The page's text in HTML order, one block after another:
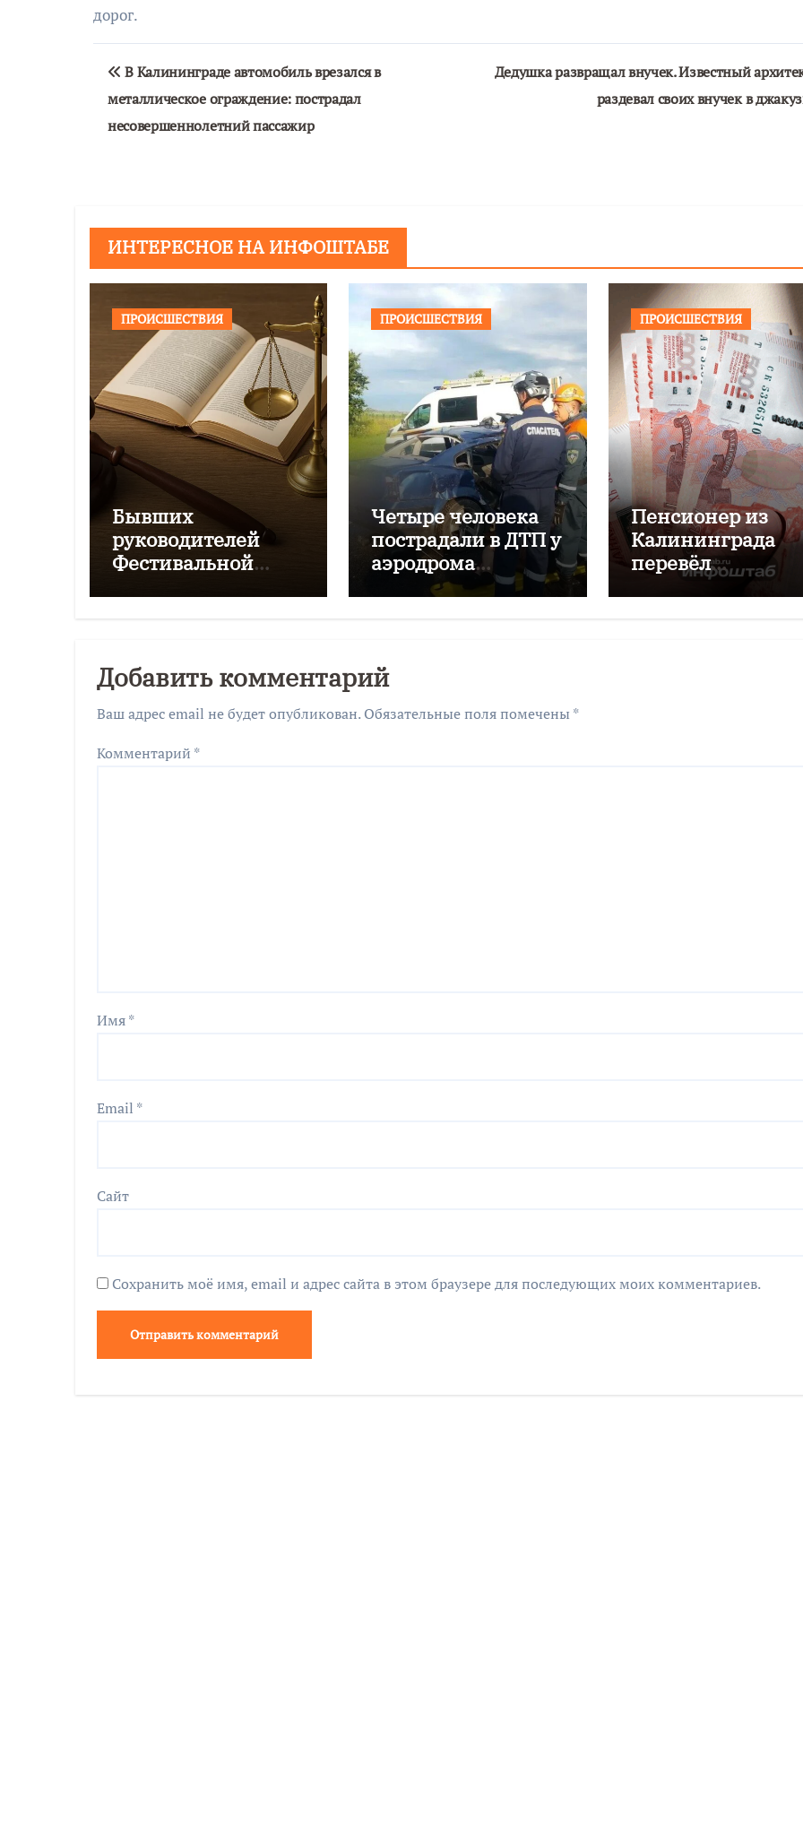
дорог.
Навигация
по
записям
В Калининграде автомобиль врезался в
металлическое ограждение: пострадал
несовершеннолетний пассажир
Дедушка развращал внучек. Известный
раздевал своих внучек в
ИНТЕРЕСНОЕ НА ИНФОШТАБЕ
ПРОИСШЕСТВИЯ
Бывших
руководителей
Фестивальной
ПРОИСШЕСТВИЯ
Четыре человека
пострадали в ДТП у
аэродрома
Чкаловский
ПРОИСШЕСТВИЯ
Пенсионер из
Калининграда
перевёл
мошенникам
Добавить комментарий
Ваш адрес email не будет опубликован. Обязательные поля помечены *
Комментарий *
Имя*
Email *
Сайт
Сохранить моё имя, email и адрес сайта в этом браузере для последующих моих комментариев.